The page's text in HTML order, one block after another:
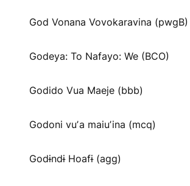
God Vonana Vovokaravina (pwgB)
Godeya: To Nafayo: We (BCO)
Godido Vua Maeje (bbb)
Godoni vuʼa maiuʼina (mcq)
Godɨndɨ Hoafɨ (agg)